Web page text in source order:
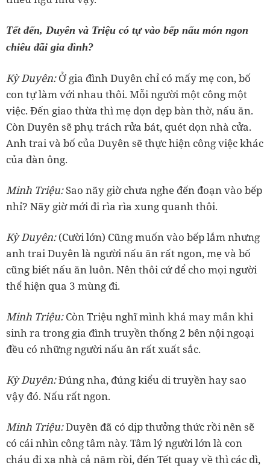
chiêu đãi gia đình?
‏Kỳ Duyên:Ở gia đình Duyên chỉ có mấy mẹ con, bố
con tự làm với nhau thôi. Mỗi người một công một
việc. Đến giao thừa thì mẹ dọn dẹp bàn thờ, nấu ăn.
Còn Duyên sẽ phụ trách rửa bát, quét dọn nhà cửa.
Anh trai và bố của Duyên sẽ thực hiện công việc khác
‏Minh Triệu:Sao nãy giờ chưa nghe đến đoạn vào bếp
‏Kỳ Duyên:(Cười lớn) Cũng muốn vào bếp lắm nhưng
anh trai Duyên là người nấu ăn rất ngon, mẹ và bố
cũng biết nấu ăn luôn. Nên thôi cứ để cho mọi người
‏Minh Triệu:Còn Triệu nghĩ mình khá may mắn khi
sinh ra trong gia đình truyền thống 2 bên nội ngoại
‏Kỳ Duyên:Đúng nha, đúng kiểu di truyền hay sao
‏Minh Triệu:Duyên đã có dịp thưởng thức rồi nên sẽ
có cái nhìn công tâm này. Tâm lý người lớn là con
cháu đi xa nhà cả năm rồi, đến Tết quay về thì các dì,